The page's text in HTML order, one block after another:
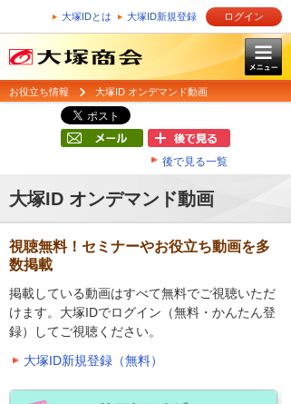
大塚IDとは 大塚ID新規登録 ログイン
お役立ち情報 大塚ID オンデマンド動画
後で見る一覧
大塚ID オンデマンド動画
視聴無料！セミナーやお役立ち動画を多
数掲載
掲載している動画はすべて無料でご視聴いただ
けます。大塚IDでログイン（無料・かんたん登
録）してご視聴ください。
大塚ID新規登録（無料）